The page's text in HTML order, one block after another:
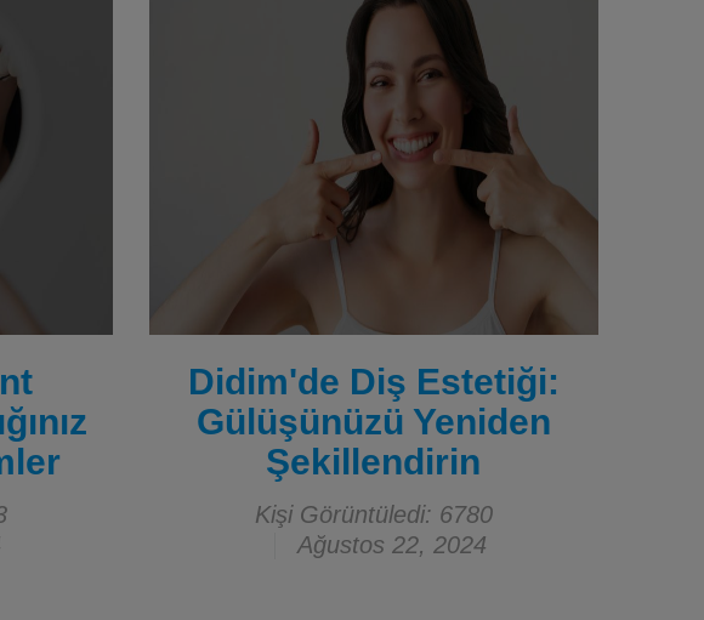
Didim'de Diş Estetiği:
Gülüşünüzü Yeniden
Şekillendirin
Kişi Görüntüledi: 6780
Ağustos 22, 2024